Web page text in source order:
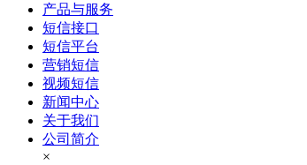
产品与服务
短信接口
短信平台
营销短信
视频短信
新闻中心
关于我们
公司简介
×